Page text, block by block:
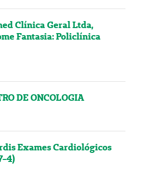
Clínica Geral Ltda,
Fantasia: Policlínica
DE ONCOLOGIA
Exames Cardiológicos
4)